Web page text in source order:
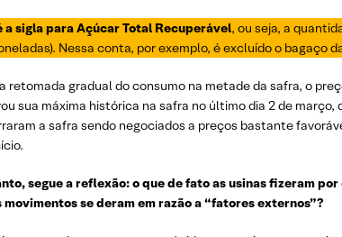
a sigla para Açúcar Total Recuperável, ou seja, a
Nessa conta, por exemplo, é excluído o bagaço
retomada gradual do consumo na metade da safra, o
sua máxima histórica na safra no último dia 2 de
a safra sendo negociados a preços bastante
segue a reflexão: o que de fato as usinas fizeram
movimentos se deram em razão a “fatores externos”?